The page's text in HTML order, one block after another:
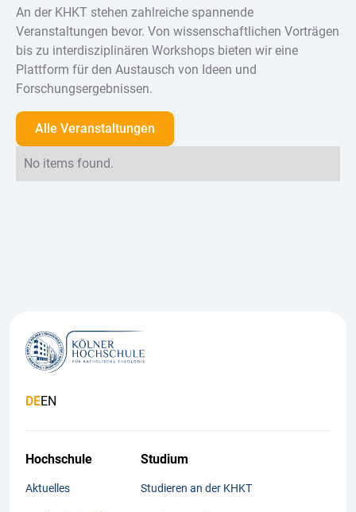
An der KHKT stehen zahlreiche spannende
Veranstaltungen bevor. Von wissenschaftlichen Vorträgen
bis zu interdisziplinären Workshops bieten wir eine
Plattform für den Austausch von Ideen und
Forschungsergebnissen.
Alle Veranstaltungen
No items found.
DEEN
Hochschule
Aktuelles
Studium
Studieren an der KHKT